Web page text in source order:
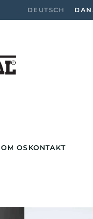
DEUTSCH
OM OSKONTAKT